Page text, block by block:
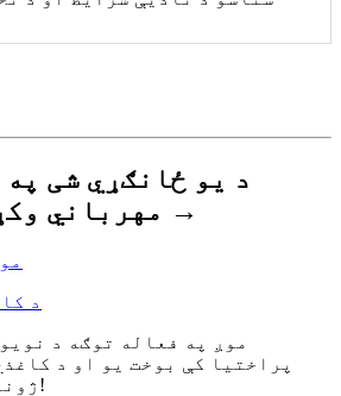
د یو ځانګړي شی
مهرباني وکړئ ډډه مه کوئ →
موږ په فعاله توګه د
پراختیا کې بوخت یو او د
ژوند ورکولو ته ژمن یو!